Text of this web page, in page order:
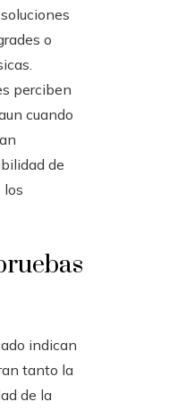
o
perciben
cuando
de
los
indican
tanto la
de la